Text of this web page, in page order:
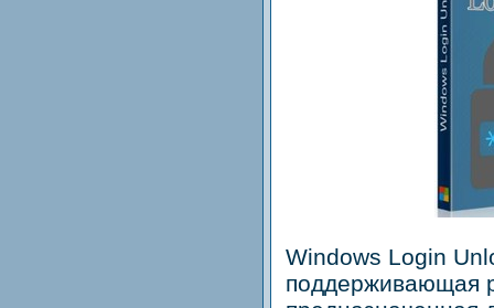
Windows Login
поддерживающая